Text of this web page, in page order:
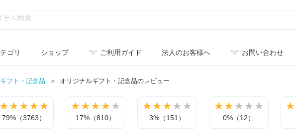
ゴリ ショップ ご利用ガイド 法人のお客様へ お問い合わせ
ギフト・記念品 オリジナルギフト・記念品のレビュー
79%（3763） 17%（810） 3%（151） 0%（12）